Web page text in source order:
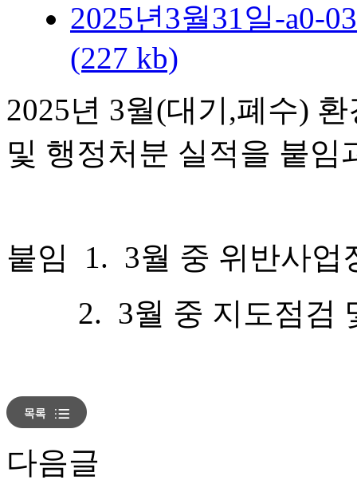
2025년3월31일-a0-
(227 kb)
2025년 3월(대기,폐수)
및 행정처분 실적을 붙임
붙임 1. 3월 중 위반사업
2. 3월 중 지도점검
다음글